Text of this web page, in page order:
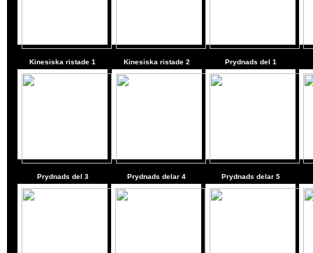
Kinesiska ristade 1 Kinesiska ristade 2 Prydnads del 1
Prydnads del 3 Prydnads delar 4 Prydnads delar 5